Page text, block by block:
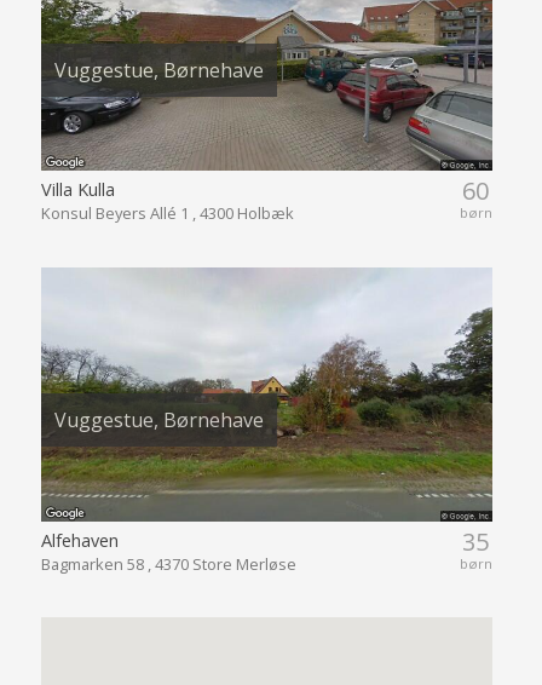
Vuggestue, Børnehave
60
børn
Villa Kulla
Konsul Beyers Allé 1 , 4300 Holbæk
Vuggestue, Børnehave
35
børn
Alfehaven
Bagmarken 58 , 4370 Store Merløse